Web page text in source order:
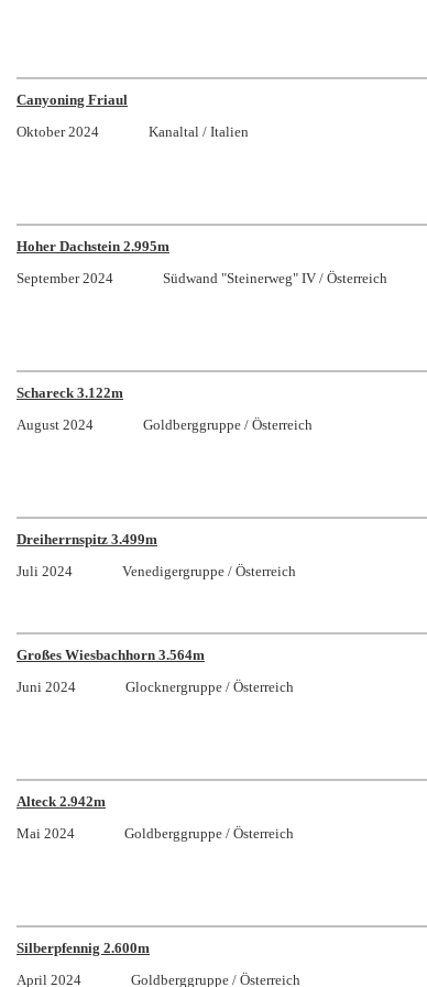
Canyoning Friaul
Oktober 2024 Kanaltal / Italien
Hoher Dachstein 2.995m
September 2024 Südwand "Steinerweg" IV /
Schareck 3.122m
August 2024 Goldberggruppe /
Dreiherrnspitz 3.499m
Juli 2024 Venedigergruppe / Österreich
Großes Wiesbachhorn 3.564m
Juni 2024 Glocknergruppe / Österreich
Alteck 2.942m
Mai 2024 Goldberggruppe / Österreich
Silberpfennig 2.600m
April 2024 Goldberggruppe / Österreich